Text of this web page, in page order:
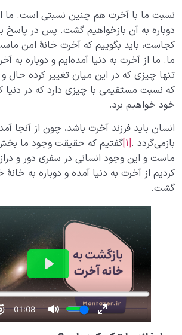
نسبت ما با آخرت هم چنین نسبتی است. ما
دوباره به آن بازخواهیم گشت. پس در پاسخ
کجاست، باید بگوییم که آخرت خانۀ امن
ما. ما از آخرت به دنیا آمده‌ایم و دوباره به
تنها چیزی که در این میان تغییر کرده
که نسبت مستقیمی با چیزی دارد که در دنیا
خود خواهیم برد.
انسان باید فرزند آخرت باشد، چون از آنجا
بازمی‌گردد .[1] گفتیم که حقیقت وجود ما
ماست و این وجود انسانی در سفری دور و
کردیم از آخرت به دنیا آمده و دوباره به
گشت.